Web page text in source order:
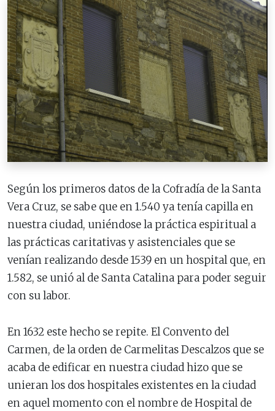
Según los primeros datos de la Cofradía de la Santa
Vera Cruz, se sabe que en 1.540 ya tenía capilla en
nuestra ciudad, uniéndose la práctica espiritual a
las prácticas caritativas y asistenciales que se
venían realizando desde 1539 en un hospital que, en
1.582, se unió al de Santa Catalina para poder seguir
con su labor.
En 1632 este hecho se repite. El Convento del
Carmen, de la orden de Carmelitas Descalzos que se
acaba de edificar en nuestra ciudad hizo que se
unieran los dos hospitales existentes en la ciudad
en aquel momento con el nombre de Hospital de